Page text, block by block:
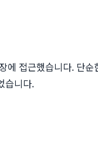
접근했습니다. 단
습니다.